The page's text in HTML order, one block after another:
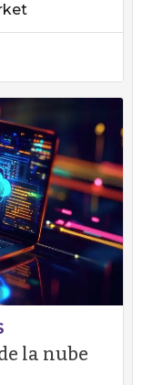
la nube